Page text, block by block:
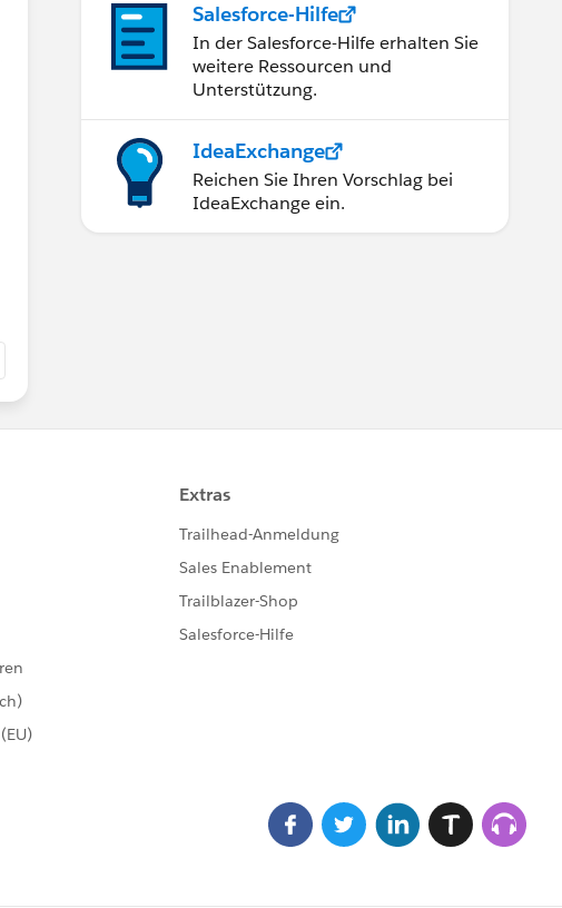
Salesforce-Hilfe
In der Salesforce-Hilfe erhalten Sie
weitere Ressourcen und
Unterstützung.
IdeaExchange
Reichen Sie Ihren Vorschlag bei
IdeaExchange ein.